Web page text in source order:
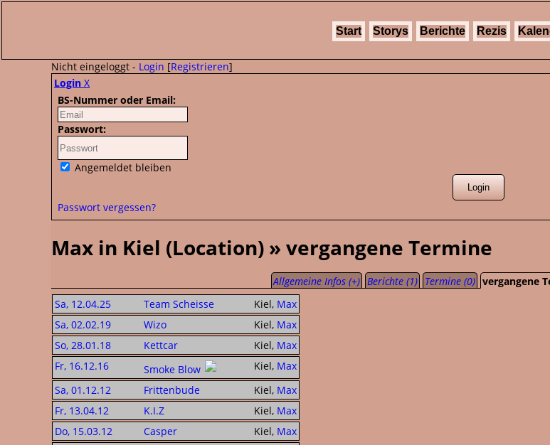
Start Storys Berichte Rezis
Nicht eingeloggt - Login [Registrieren]
Login X
BS-Nummer oder Email:
Passwort:
Angemeldet bleiben
Passwort vergessen?
Max in Kiel (Location) » vergangene Termine
Allgemeine Infos (+) Berichte (1) Termine (0) vergangene
Sa, 12.04.25
Team Scheisse Kiel, Max
Sa, 02.02.19
Wizo Kiel, Max
So, 28.01.18
Kettcar Kiel, Max
Fr, 16.12.16
Smoke Blow Kiel, Max
Sa, 01.12.12
Frittenbude Kiel, Max
Fr, 13.04.12
K.I.Z Kiel, Max
Do, 15.03.12
Casper Kiel, Max